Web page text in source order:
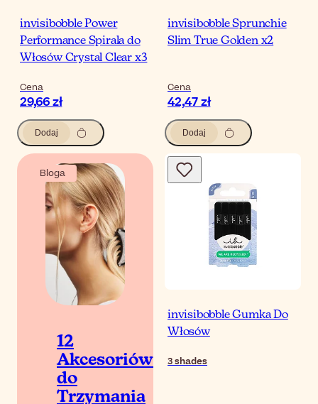
invisibobble Power
Performance Spirala do
Włosów Crystal Clear x3
Cena
29,66 zł
Dodaj
invisibobble Sprunchie
Slim True Golden x2
Cena
42,47 zł
Dodaj
Bloga
12
Akcesoriów
do
Trzymania
invisibobble Gumka Do
Włosów
3shades